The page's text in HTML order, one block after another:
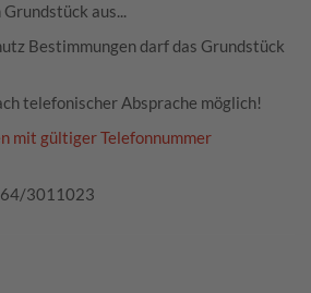
aus...
Bestimmungen darf das Grundstück
telefonischer Absprache möglich!
mit gültiger Telefonnummer
3011023